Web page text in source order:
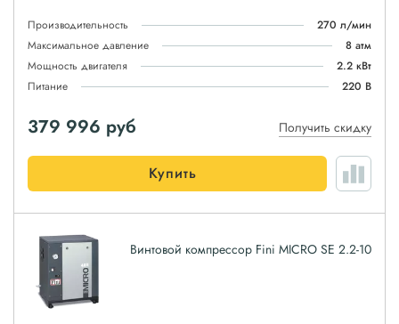
Производительность
270 л/мин
Максимальное давление
8 атм
Мощность двигателя
2.2 кВт
Питание
220 В
379 996 руб Получить скидку
Купить
Винтовой компрессор Fini MICRO SE 2.2-10